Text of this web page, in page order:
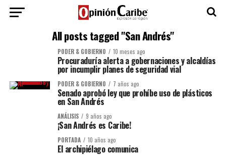
All posts tagged "San Andrés"
PODER & GOBIERNO 10 meses ago
Procuraduría alerta a gobernaciones y alcaldías
por incumplir planes de seguridad vial
PODER & GOBIERNO 7 años ago
Senado aprobó ley que prohíbe uso de plásticos
en San Andrés
ANÁLISIS 9 años ago
¡San Andrés es Caribe!
PORTADA 10 años ago
El archipiélago comunica